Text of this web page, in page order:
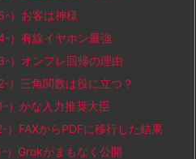
）お客は神様
有線イヤホン最強
オンプレ回帰の理由
三角関数は役に立つ？
かな入力推奨大臣
FAXからPDFに移行した結果
Grokがまもなく公開